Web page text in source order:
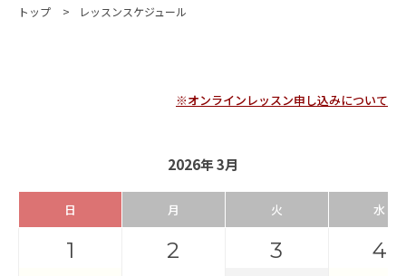
トップ レッスンスケジュール
※オンラインレッスン申し込みについて
2026年 3月
日 月 火 水
1 2 3 4